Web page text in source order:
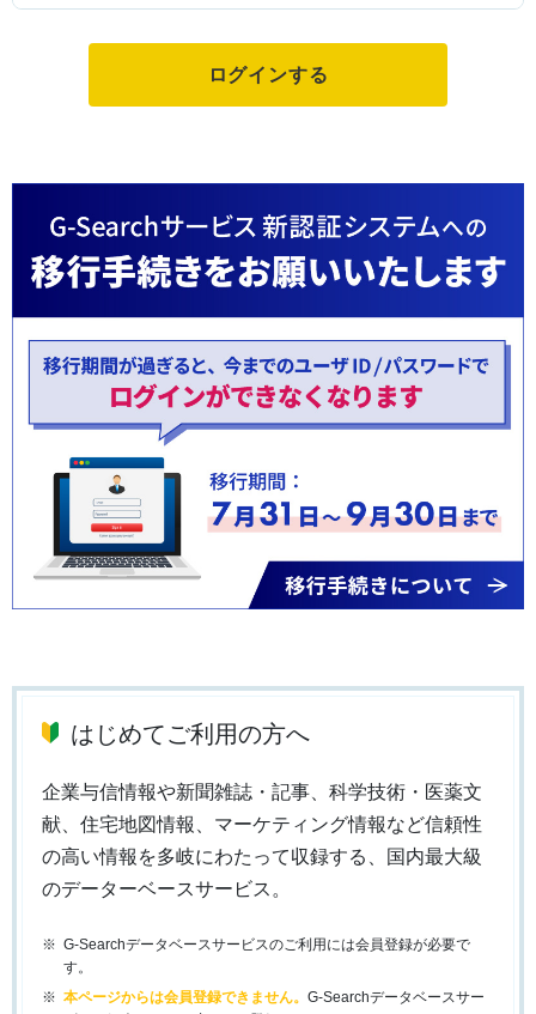
はじめてご利用の方へ
企業与信情報や新聞雑誌・記事、科学技術・医薬文
献、住宅地図情報、マーケティング情報など信頼性
の高い情報を多岐にわたって収録する、国内最大級
のデーターベースサービス。
G-Searchデータベースサービスのご利用には会員登録が必要で
す。
本ページからは会員登録できません。 G-Searchデータベースサー